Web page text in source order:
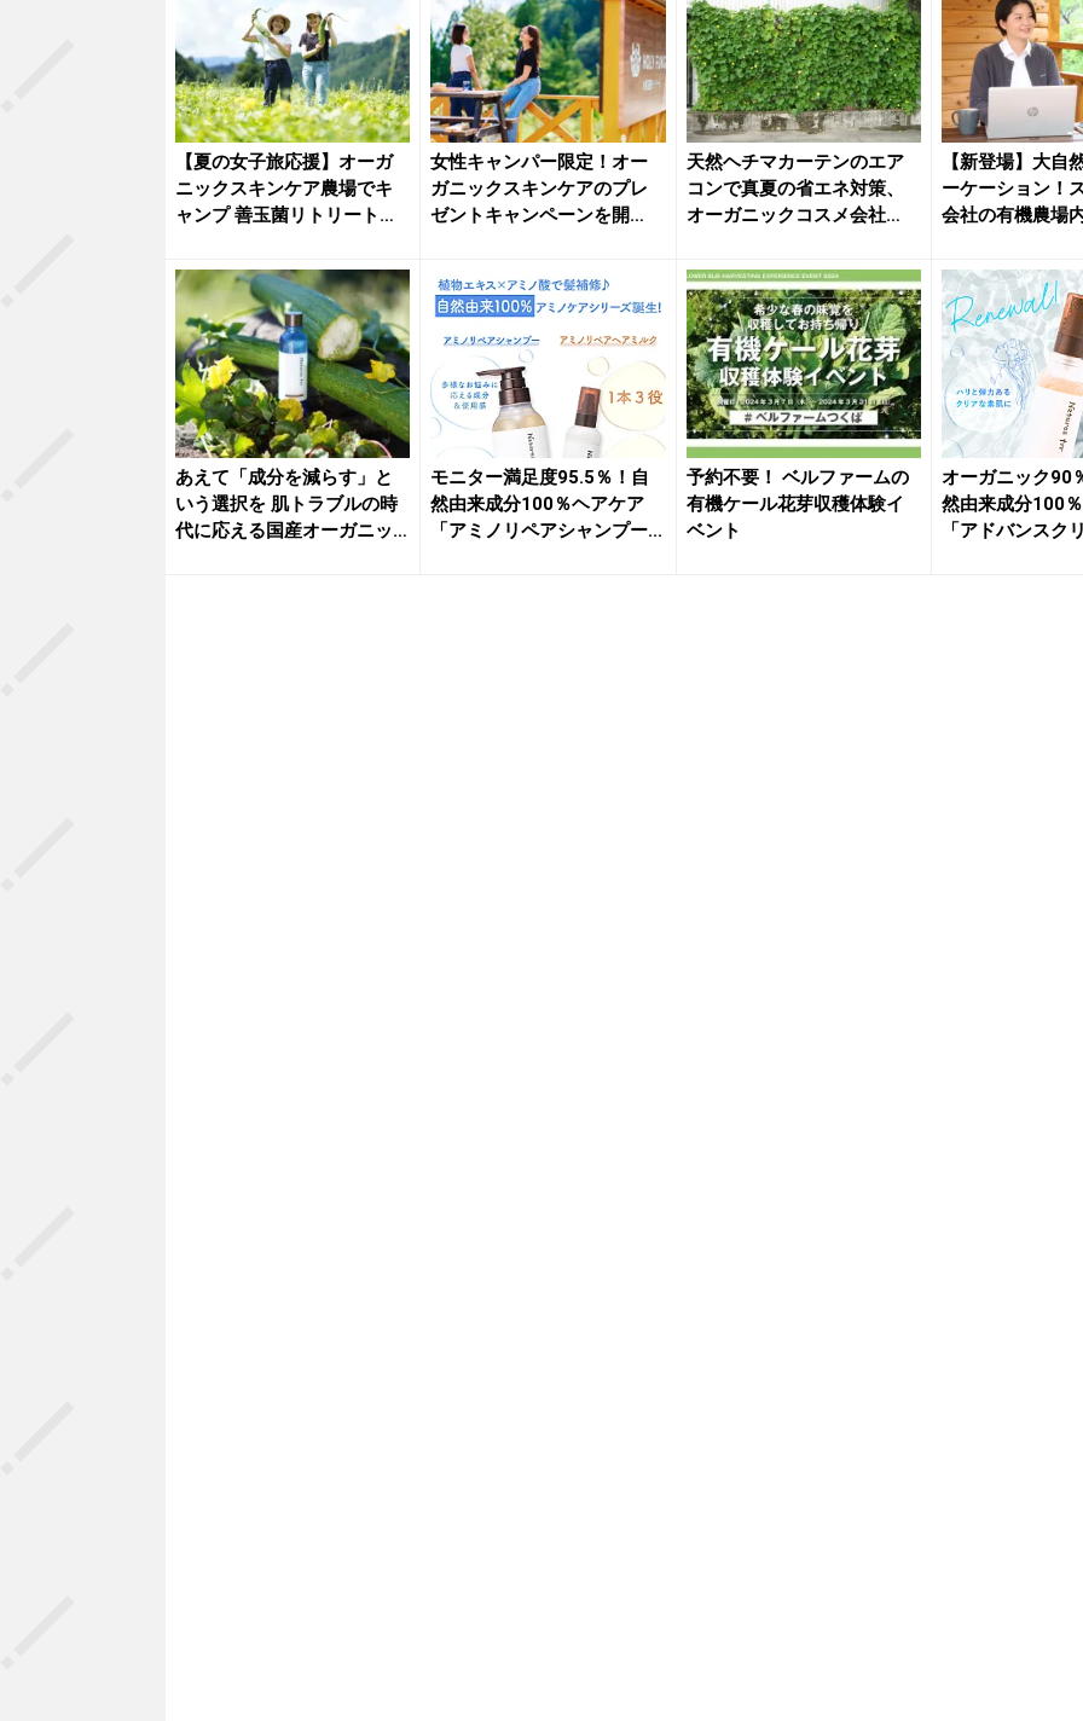
【夏の女子旅応援】オーガ
ニックスキンケア農場でキ
ャンプ 善玉菌リトリート体
女性キャンパー限定！オー
ガニックスキンケアのプレ
ゼントキャンペーンを開
天然ヘチマカーテンのエア
コンで真夏の省エネ対策、
オーガニックコスメ会社
【新登場】大自
ーケーション！
会社の有機農場
あえて「成分を減らす」と
いう選択を 肌トラブルの時
代に応える国産オーガニッ
モニター満足度95.5％！自
然由来成分100％ヘアケア
「アミノリペアシャンプー...
予約不要！ ベルファームの
有機ケール花芽収穫体験イ
ベント
オーガニック90
然由来成分100
「アドバンスク